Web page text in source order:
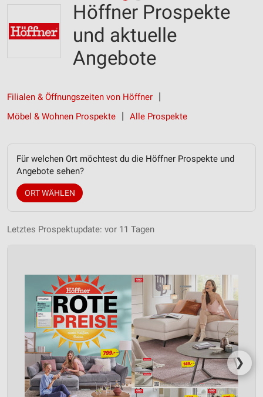
Höffner Prospekte
und aktuelle
Angebote
Filialen & Öffnungszeiten von Höffner
Möbel & Wohnen Prospekte
Alle Prospekte
Für welchen Ort möchtest du die Höffner Prospekte und
Angebote sehen?
ORT WÄHLEN
Letztes Prospektupdate: vor 11 Tagen
❯